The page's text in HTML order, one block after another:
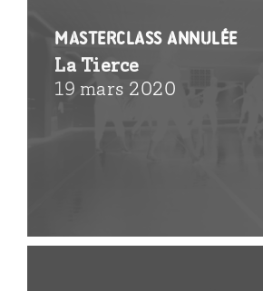
MASTERCLASS ANNULÉE
La Tierce
19 mars 2020